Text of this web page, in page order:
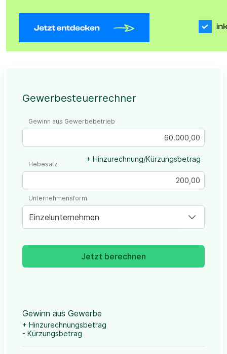
Gewerbesteuerrechner
Gewinn aus Gewerbebetrieb
+ Hinzurechnung/Kürzungsbetrag
Hebesatz
Einzelunternehmen
Unternehmensform
Jetzt berechnen
Gewinn aus Gewerbe
+ Hinzurechnungsbetrag
- Kürzungsbetrag